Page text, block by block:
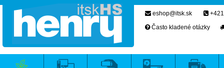
eshop@itsk.sk
Často kladené otázky